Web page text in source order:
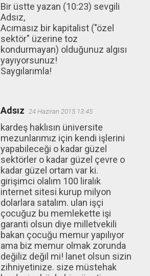
Bir üstte yazan (10:23) sevgili
Adsız,
Acımasız bir kapitalist ("özel
sektör" üzerine toz
kondurmayan) olduğunuz algısı
yayıyorsunuz!
Saygılarımla!
Adsız 24 Haziran 2015 13:45
kardeş haklısın üniversite
mezunlarımız için kendi işlerini
yapabileceği o kadar güzel
sektörler o kadar güzel çevre o
kadar güzel ortam var ki.
girişimci olalım 100 liralık
internet sitesi kurup milyon
dolarlara satalım. ulan işçi
çocuğuz bu memlekette işi
garanti olsun diye milletvekili
bakan çocuğu memur yapılıyor
ama biz memur olmak zorunda
değiliz değil mi! lanet olsun sizin
zihniyetinize. size müstehak